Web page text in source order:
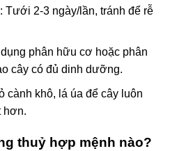
: Tưới 2-3 ngày/lần, tránh để rễ
phân hữu cơ hoặc phân
cây có đủ dinh dưỡng.
cành khô, lá úa để cây luôn
hơn.
thuỷ hợp mệnh nào?